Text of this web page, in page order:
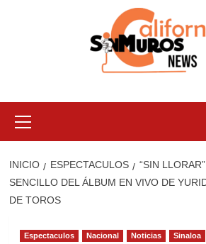
principal
INICIO ESPECTACULOS
“SIN
SENCILLO DEL ÁLBUM EN VIVO DE
DE TOROS
Espectaculos Nacional Noticias Sinaloa